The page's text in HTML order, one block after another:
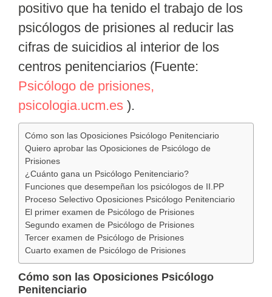
positivo que ha tenido el trabajo de los
psicólogos de prisiones al reducir las
cifras de suicidios al interior de los
centros penitenciarios (Fuente:
Psicólogo de prisiones,
psicologia.ucm.es ).
Cómo son las Oposiciones Psicólogo Penitenciario
Quiero aprobar las Oposiciones de Psicólogo de
Prisiones
¿Cuánto gana un Psicólogo Penitenciario?
Funciones que desempeñan los psicólogos de II.PP
Proceso Selectivo Oposiciones Psicólogo Penitenciario
El primer examen de Psicólogo de Prisiones
Segundo examen de Psicólogo de Prisiones
Tercer examen de Psicólogo de Prisiones
Cuarto examen de Psicólogo de Prisiones
Cómo son las Oposiciones Psicólogo
Penitenciario